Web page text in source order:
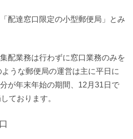
配達窓口限定の小型郵便局」とみ
配業務は行わずに窓口業務のみを
うな郵便局の運営は主に平日に
が年末年始の期間、12月31日で
ております。